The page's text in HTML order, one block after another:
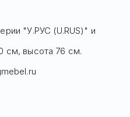
"У.РУС (U.RUS)" и
см, высота 76 см.